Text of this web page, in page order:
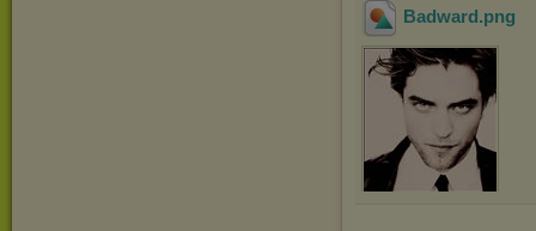
Badward .png